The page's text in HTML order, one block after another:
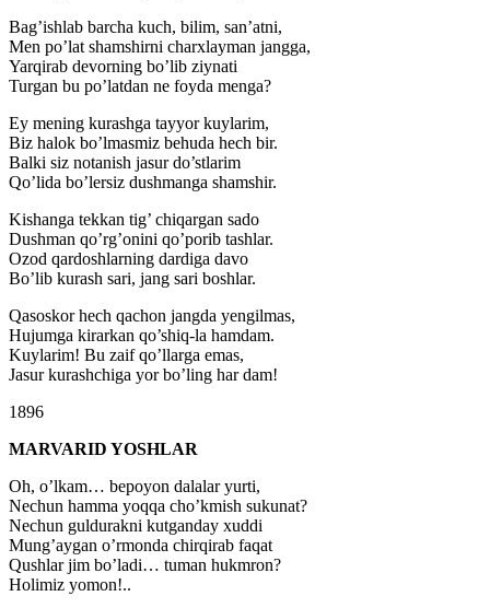
Bag’ishlab barcha kuch, bilim, san’atni,
Men po’lat shamshirni charxlayman jangga,
Yarqirab devorning bo’lib ziynati
Turgan bu po’latdan ne foyda menga?
Ey mening kurashga tayyor kuylarim,
Biz halok bo’lmasmiz behuda hech bir.
Balki siz notanish jasur do’stlarim
Qo’lida bo’lersiz dushmanga shamshir.
Kishanga tekkan tig’ chiqargan sado
Dushman qo’rg’onini qo’porib tashlar.
Ozod qardoshlarning dardiga davo
Bo’lib kurash sari, jang sari boshlar.
Qasoskor hech qachon jangda yengilmas,
Hujumga kirarkan qo’shiq-la hamdam.
Kuylarim! Bu zaif qo’llarga emas,
Jasur kurashchiga yor bo’ling har dam!
1896
MARVARID YOSHLAR
Oh, o’lkam… bepoyon dalalar yurti,
Nechun hamma yoqqa cho’kmish sukunat?
Nechun guldurakni kutganday xuddi
Mung’aygan o’rmonda chirqirab faqat
Qushlar jim bo’ladi… tuman hukmron?
Holimiz yomon!..